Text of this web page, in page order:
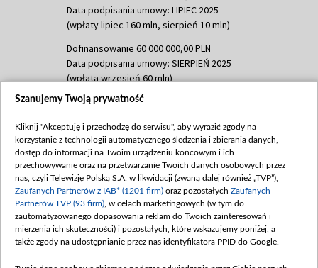
Data podpisania umowy: LIPIEC 2025
(wpłaty lipiec 160 mln, sierpień 10 mln)
Dofinansowanie 60 000 000,00 PLN
Data podpisania umowy: SIERPIEŃ 2025
(wpłata wrzesień 60 mln)
Dofinansowanie 635 783 051,21 PLN
(wpłata wrzesień 100 mln, październik 350
mln, listopad 265 mln)
Dofinansowanie 48 862 000,00 PLN
Data podpisania umowy: GRUDZIEŃ 2025
(wpłata grudzień 60,548 mln)
Dofinansowanie 900 000 000,00 PLN
Data podpisania umowy: LUTY 2026 (wpłata
Szanujemy Twoją prywatność
Kliknij "Akceptuję i przechodzę do serwisu", aby wyrazić zgody na
korzystanie z technologii automatycznego śledzenia i zbierania danych,
dostęp do informacji na Twoim urządzeniu końcowym i ich
przechowywanie oraz na przetwarzanie Twoich danych osobowych przez
nas, czyli Telewizję Polską S.A. w likwidacji (zwaną dalej również „TVP”),
Zaufanych Partnerów z IAB* (1201 firm) oraz pozostałych Zaufanych
Partnerów TVP (93 firm) , w celach marketingowych (w tym do
zautomatyzowanego dopasowania reklam do Twoich zainteresowań i
mierzenia ich skuteczności) i pozostałych, które wskazujemy poniżej, a
także zgody na udostępnianie przez nas identyfikatora PPID do Google.